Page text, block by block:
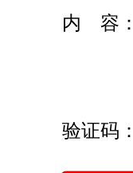
内 容 ：
验证码：